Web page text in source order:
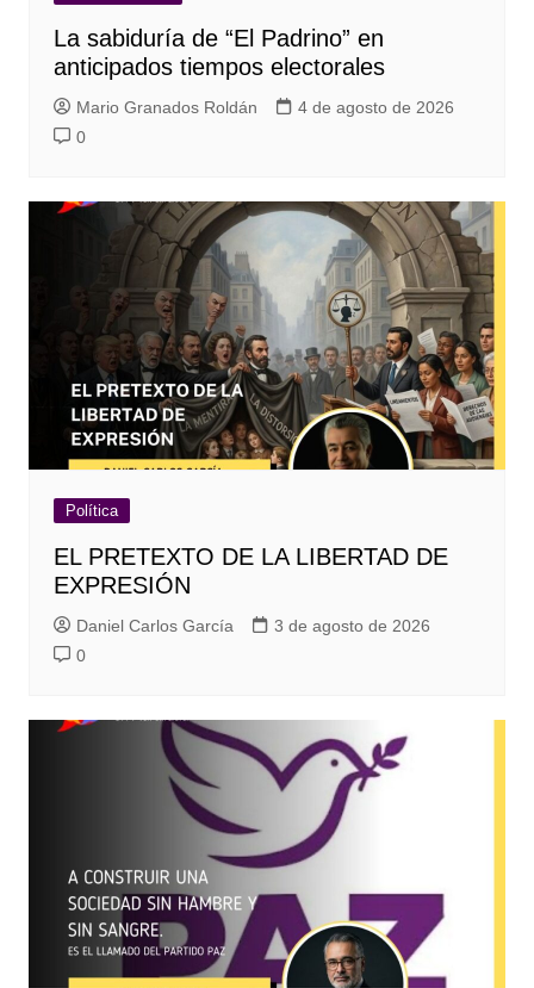
La sabiduría de “El Padrino” en
anticipados tiempos electorales
Mario Granados Roldán
4 de agosto de 2026
0
Política
EL PRETEXTO DE LA LIBERTAD DE
EXPRESIÓN
Daniel Carlos García
3 de agosto de 2026
0